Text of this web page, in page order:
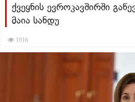
ქვეყნის ევროკავშირში
მაია სანდუ
1016